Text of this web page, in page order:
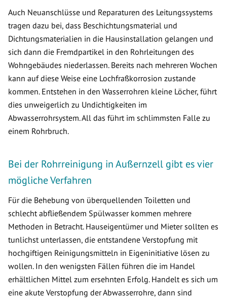
Auch Neuanschlüsse und Reparaturen des Leitungssystems
tragen dazu bei, dass Beschichtungsmaterial und
Dichtungsmaterialien in die Hausinstallation gelangen und
sich dann die Fremdpartikel in den Rohrleitungen des
Wohngebäudes niederlassen. Bereits nach mehreren Wochen
kann auf diese Weise eine Lochfraßkorrosion zustande
kommen. Entstehen in den Wasserrohren kleine Löcher, führt
dies unweigerlich zu Undichtigkeiten im
Abwasserrohrsystem. All das führt im schlimmsten Falle zu
einem Rohrbruch.
Bei der Rohrreinigung in Außernzell gibt es vier
mögliche Verfahren
Für die Behebung von überquellenden Toiletten und
schlecht abfließendem Spülwasser kommen mehrere
Methoden in Betracht. Hauseigentümer und Mieter sollten es
tunlichst unterlassen, die entstandene Verstopfung mit
hochgiftigen Reinigungsmitteln in Eigeninitiative lösen zu
wollen. In den wenigsten Fällen führen die im Handel
erhältlichen Mittel zum ersehnten Erfolg. Handelt es sich um
eine akute Verstopfung der Abwasserrohre, dann sind